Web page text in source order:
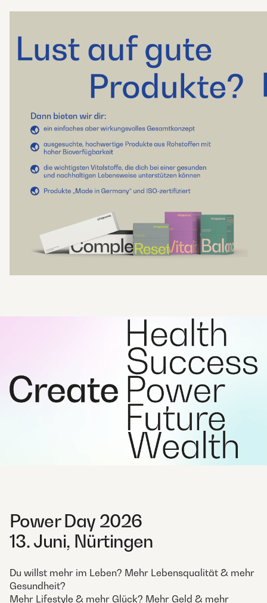
Power Day 2026
13. Juni, Nürtingen
Du willst mehr im Leben? Mehr Lebensqualität & mehr
Gesundheit?
Mehr Lifestyle & mehr Glück? Mehr Geld & mehr